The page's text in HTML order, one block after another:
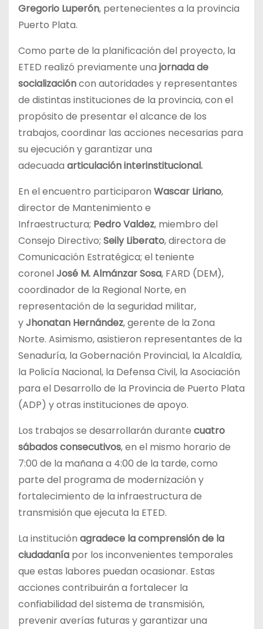
Gregorio Luperón, pertenecientes a la provincia
Puerto Plata.
Como parte de la planificación del proyecto, la
ETED realizó previamente una jornada de
socializacióncon autoridades y representantes
de distintas instituciones de la provincia, con el
propósito de presentar el alcance de los
trabajos, coordinar las acciones necesarias para
su ejecución y garantizar una
adecuada articulación interinstitucional.
En el encuentro participaron Wascar Liriano,
director de Mantenimiento e
Infraestructura; Pedro Valdez, miembro del
Consejo Directivo; Seily Liberato, directora de
Comunicación Estratégica; el teniente
coronelJosé M. Almánzar Sosa, FARD (DEM),
coordinador de la Regional Norte, en
representación de la seguridad militar,
yJhonatan Hernández, gerente de la Zona
Norte. Asimismo, asistieron representantes de la
Senaduría, la Gobernación Provincial, la Alcaldía,
la Policía Nacional, la Defensa Civil, la Asociación
para el Desarrollo de la Provincia de Puerto Plata
(ADP) y otras instituciones de apoyo.
Los trabajos se desarrollarán durante cuatro
sábados consecutivos, en el mismo horario de
7:00 de la mañana a 4:00 de la tarde, como
parte del programa de modernización y
fortalecimiento de la infraestructura de
transmisión que ejecuta la ETED.
La institución agradece la comprensión de la
ciudadanía por los inconvenientes temporales
que estas labores puedan ocasionar. Estas
acciones contribuirán a fortalecer la
confiabilidad del sistema de transmisión,
prevenir averías futuras y garantizar una